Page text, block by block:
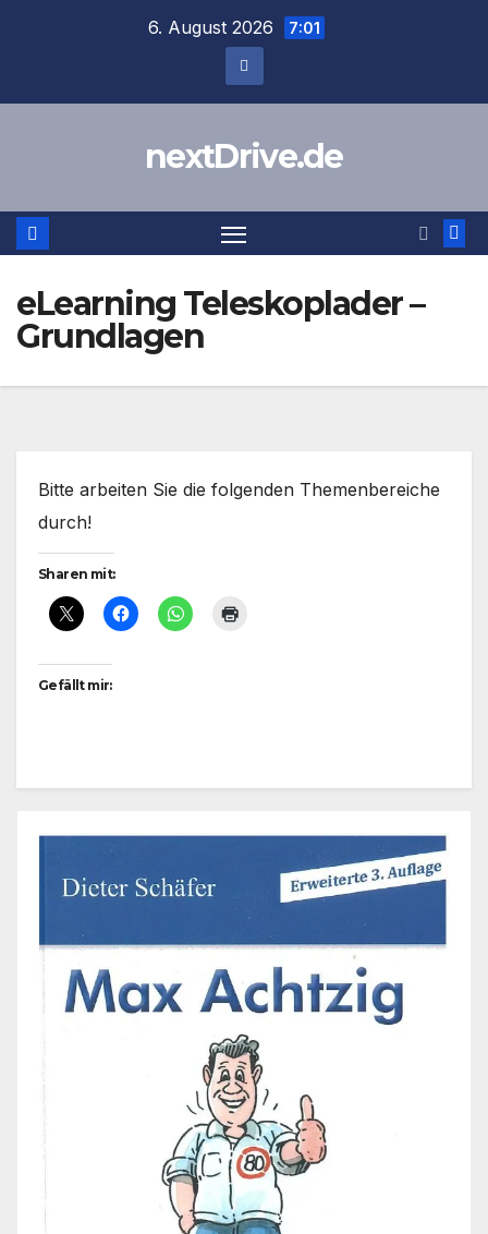
6. August 2026 7:01
nextDrive.de
eLearning Teleskoplader –
Grundlagen
Bitte arbeiten Sie die folgenden Themenbereiche
durch!
Sharen mit:
Gefällt mir: